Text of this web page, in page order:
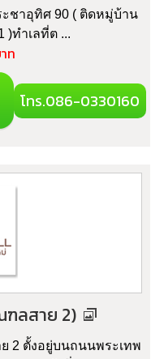
ะชาอุทิศ 90 ( ติดหมู่บ้าน
)ทำเลที่ต ...
ท
โทร.086-0330160
ลสาย 2)
2 ตั้งอยู่บนถนนพระเทพ